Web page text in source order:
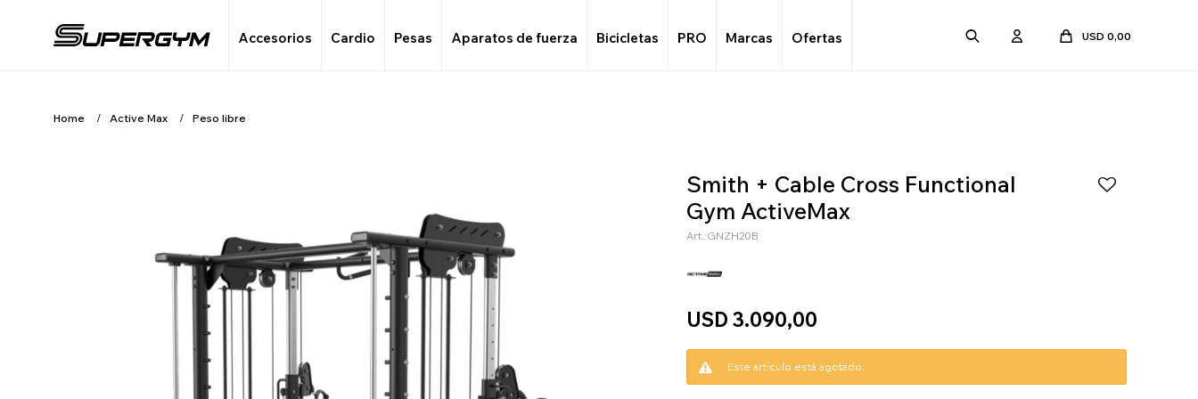
Accesorios Cardio Pesas Aparatos de fuerza Bicicletas PRO Marcas Ofertas USD 0,00
Home Active Max Peso libre
Smith + Cable Cross Functional
Gym ActiveMax
GNZH20B
USD 3.090,00
Este artículo está agotado.